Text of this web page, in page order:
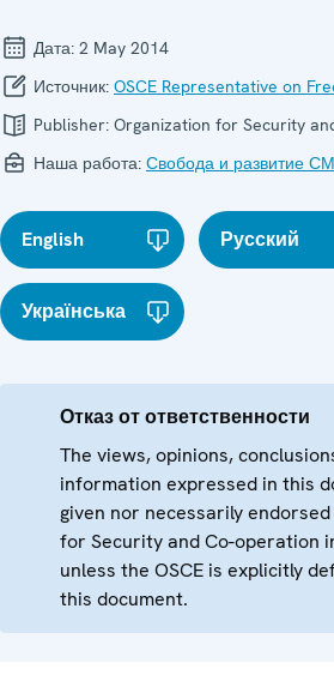
Дата: 2 May 2014
Источник: OSCE Representative on
Publisher: Organization for Security
Наша работа: Свобода и развитие
English Русский
Українська
Отказ от ответственности
The views, opinions,
information expressed in this
given nor necessarily
for Security and Co-operation
unless the OSCE is explicitly
this document.